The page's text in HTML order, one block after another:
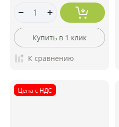
Купить в 1 клик
К сравнению
Цена с НДС